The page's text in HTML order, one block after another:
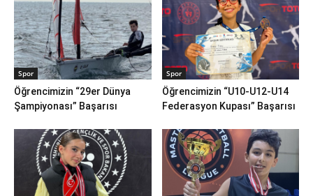
Spor
Öğrencimizin “29er Dünya
Şampiyonası” Başarısı
Spor
Öğrencimizin “U10-U12-U14
Federasyon Kupası” Başarısı